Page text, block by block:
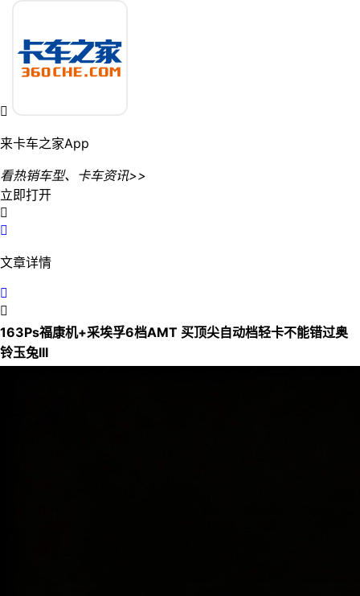

来卡车之家App
看热销车型、卡车资讯>>
立即打开


文章详情


163Ps福康机+采埃孚6档AMT 买顶尖自动档轻卡不能错过奥
铃玉兔III